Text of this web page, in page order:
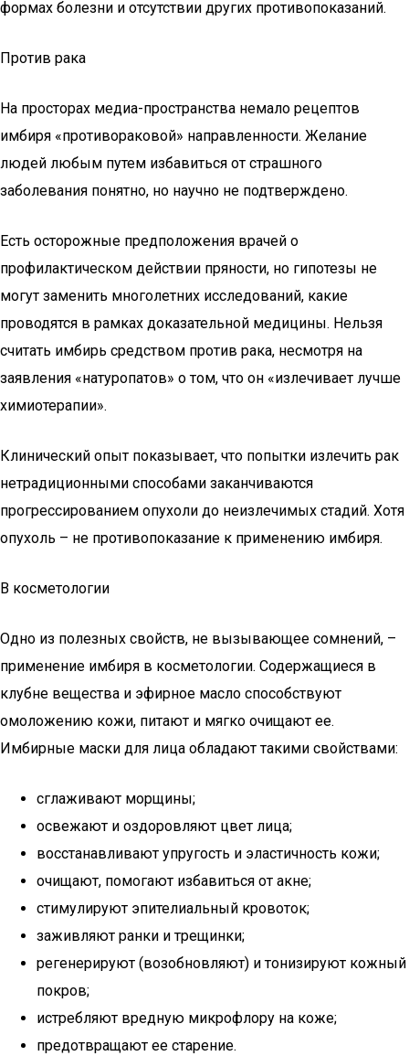
формах болезни и отсутствии других противопоказаний.
Против рака
На просторах медиа-пространства немало рецептов
имбиря «противораковой» направленности. Желание
людей любым путем избавиться от страшного
заболевания понятно, но научно не подтверждено.
Есть осторожные предположения врачей о
профилактическом действии пряности, но гипотезы не
могут заменить многолетних исследований, какие
проводятся в рамках доказательной медицины. Нельзя
считать имбирь средством против рака, несмотря на
заявления «натуропатов» о том, что он «излечивает лучше
химиотерапии».
Клинический опыт показывает, что попытки излечить рак
нетрадиционными способами заканчиваются
прогрессированием опухоли до неизлечимых стадий. Хотя
опухоль – не противопоказание к применению имбиря.
В косметологии
Одно из полезных свойств, не вызывающее сомнений, –
применение имбиря в косметологии. Содержащиеся в
клубне вещества и эфирное масло способствуют
омоложению кожи, питают и мягко очищают ее.
Имбирные маски для лица обладают такими свойствами:
сглаживают морщины;
освежают и оздоровляют цвет лица;
восстанавливают упругость и эластичность кожи;
очищают, помогают избавиться от акне;
стимулируют эпителиальный кровоток;
заживляют ранки и трещинки;
регенерируют (возобновляют) и тонизируют кожный
покров;
истребляют вредную микрофлору на коже;
предотвращают ее старение.